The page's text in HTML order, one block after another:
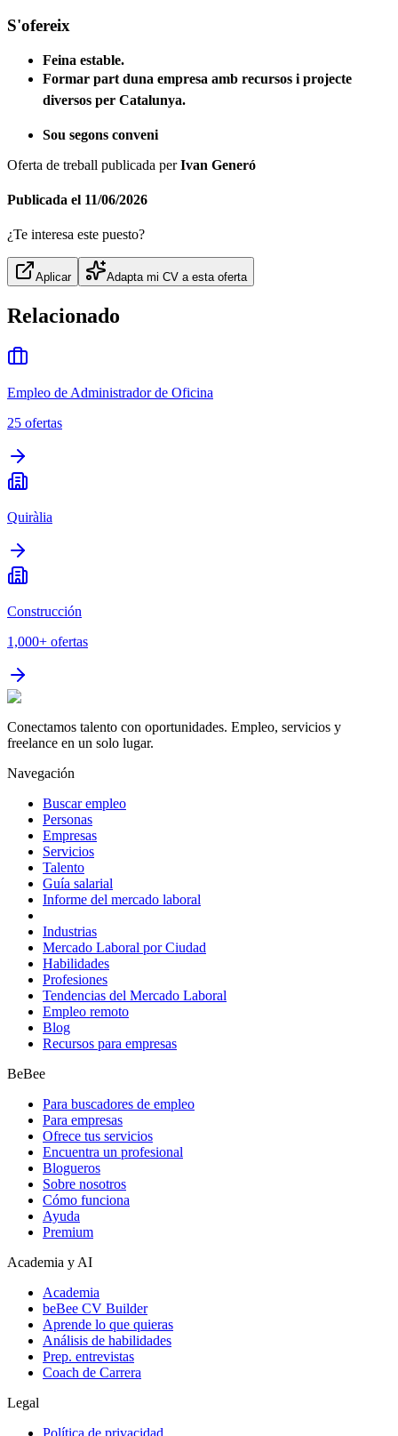
S'ofereix
Feina estable.
Formar part duna empresa amb recursos i projecte
diversos per Catalunya.
Sou segons conveni
Oferta de treball publicada perIvan Generó
Publicada el 11/06/2026
¿Te interesa este puesto?
Aplicar Adapta mi CV a esta oferta
Relacionado
Empleo de Administrador de Oficina
25 ofertas
Quiràlia
Construcción
1,000+ ofertas
Conectamos talento con oportunidades. Empleo, servicios y
freelance en un solo lugar.
Navegación
Buscar empleo
Personas
Empresas
Servicios
Talento
Guía salarial
Informe del mercado laboral
Industrias
Mercado Laboral por Ciudad
Habilidades
Profesiones
Tendencias del Mercado Laboral
Empleo remoto
Blog
Recursos para empresas
BeBee
Para buscadores de empleo
Para empresas
Ofrece tus servicios
Encuentra un profesional
Blogueros
Sobre nosotros
Cómo funciona
Ayuda
Premium
Academia y AI
Academia
beBee CV Builder
Aprende lo que quieras
Análisis de habilidades
Prep. entrevistas
Coach de Carrera
Legal